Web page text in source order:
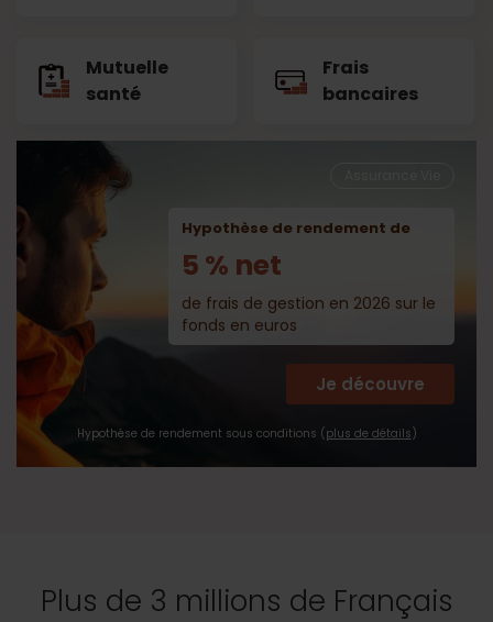
Mutuelle
santé
Frais
bancaires
Hypothèse de rendement de
5 % net
de frais de gestion en 2026 sur le
fonds en euros
Hypothèse de rendement sous conditions ( plus de détails )
Je découvre
Plus de 3 millions de Français